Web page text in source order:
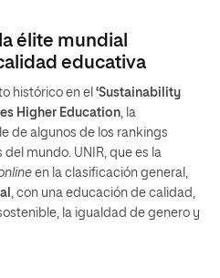
élite mundial
educativa
histórico en el ‘Sustainability
Higher Education, la
de algunos de los rankings
mundo. UNIR, que es la
en la clasificación general,
, con una educación de calidad,
la igualdad de genero y